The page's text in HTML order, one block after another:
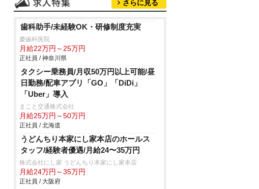
さらに見る
歯科助手/未経験OK・研修制度充実
慶歯科医院
月給22万円～25万円
正社員 / 神奈川県
タクシー乗務員/月収50万円以上可能/昼
日勤務/配車アプリ「GO」「DiDi」
「Uber」導入
まこと交通株式会社
月給25万円～50万円
正社員 / 北海道
うどんちり本家にし家本店のホールス
タッフ/経験者優遇/月給24〜35万円
株式会社にし家 うどんちり本家にし家本店
月給24万円～35万円
正社員 / 大阪府